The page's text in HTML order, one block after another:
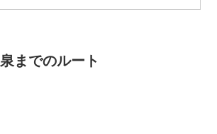
までのルート